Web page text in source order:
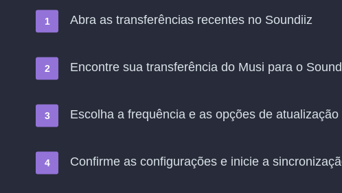
Abra as transferências recentes no Soundiiz
Encontre sua transferência do Musi para o
Escolha a frequência e as opções de atualização
Confirme as configurações e inicie a